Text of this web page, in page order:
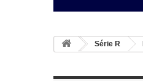
>Série R